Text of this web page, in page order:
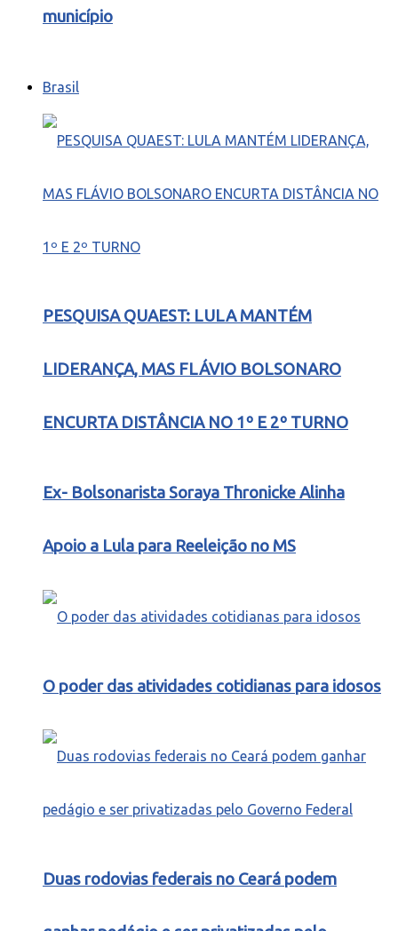
município
Brasil
PESQUISA QUAEST: LULA MANTÉM
LIDERANÇA, MAS FLÁVIO BOLSONARO
ENCURTA DISTÂNCIA NO 1º E 2º TURNO
Ex- Bolsonarista Soraya Thronicke Alinha
Apoio a Lula para Reeleição no MS
O poder das atividades cotidianas para idosos
Duas rodovias federais no Ceará podem